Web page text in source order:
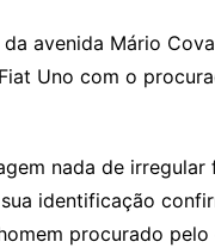
avenida Mário
Uno com o
nada de irregular
identificação
procurado pelo